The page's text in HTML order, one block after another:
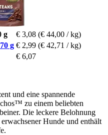
g € 3,08 (€ 44,00 / kg)
g € 2,99 (€ 42,71 / kg)
€ 6,07
und eine spannende
zu einem beliebten
Die leckere Belohnung
Hunde und enthält